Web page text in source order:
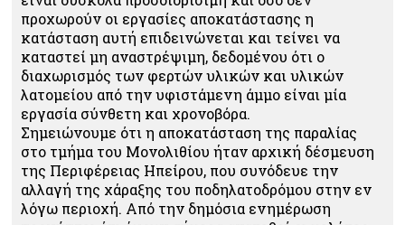
προχωρούν οι εργασίες αποκατάστασης η
κατάσταση αυτή επιδεινώνεται και τείνει να
καταστεί μη αναστρέψιμη, δεδομένου ότι ο
διαχωρισμός των φερτών υλικών και υλικών
λατομείου από την υφιστάμενη άμμο είναι μία
εργασία σύνθετη και χρονοβόρα.
Σημειώνουμε ότι η αποκατάσταση της παραλίας
στο τμήμα του Μονολιθίου ήταν αρχική δέσμευση
της Περιφέρειας Ηπείρου, που συνόδευε την
αλλαγή της χάραξης του ποδηλατοδρόμου στην εν
λόγω περιοχή. Από την δημόσια ενημέρωση